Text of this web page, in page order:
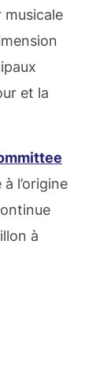
musicale
et la
l’origine
à